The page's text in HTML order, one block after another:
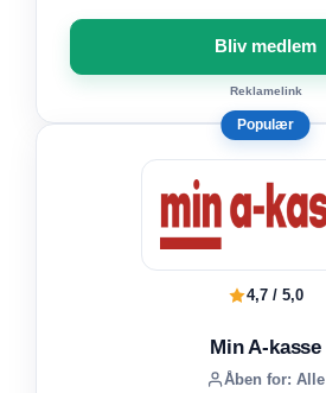
Bliv medlem
Reklamelink
Populær
4,7 / 5,0
Min A-kasse
Åben for: Alle